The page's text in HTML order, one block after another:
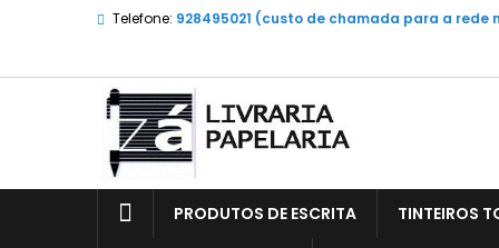
Telefone: 928495021 (custo de chamada para a rede
PRODUTOS DE ESCRITA TINTEIROS